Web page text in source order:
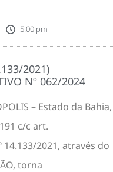
5:00 pm
2021)
Nº 062/2024
– Estado da Bahia,
c/c art.
14.133/2021, através do
torna